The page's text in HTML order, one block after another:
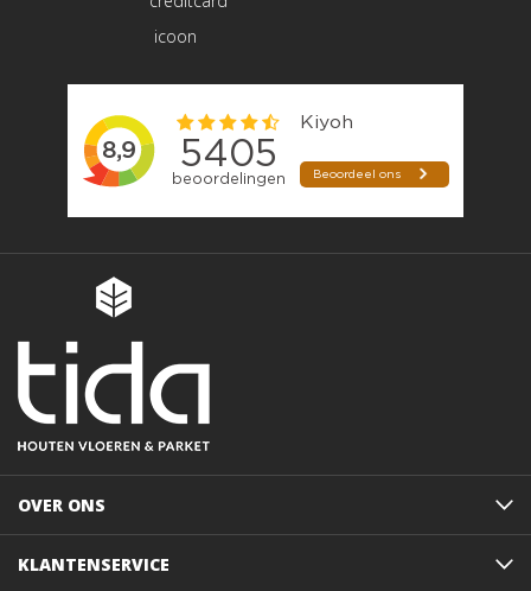
OVER ONS
KLANTENSERVICE